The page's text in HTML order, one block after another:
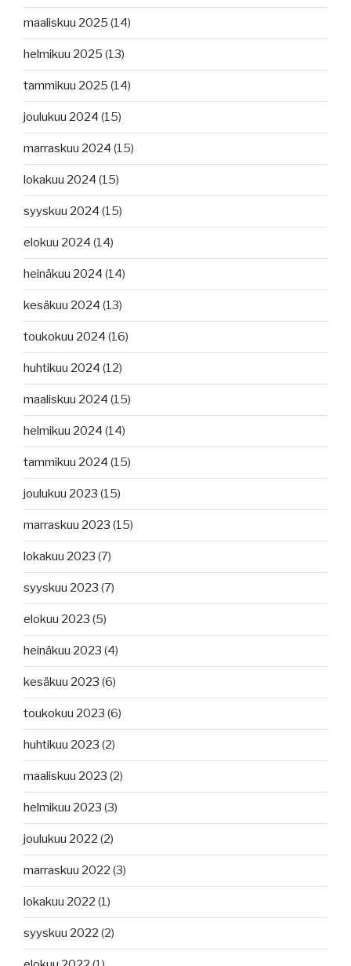
maaliskuu 2025 (14)
helmikuu 2025 (13)
tammikuu 2025 (14)
joulukuu 2024 (15)
marraskuu 2024 (15)
lokakuu 2024 (15)
syyskuu 2024 (15)
elokuu 2024 (14)
heinäkuu 2024 (14)
kesäkuu 2024 (13)
toukokuu 2024 (16)
huhtikuu 2024 (12)
maaliskuu 2024 (15)
helmikuu 2024 (14)
tammikuu 2024 (15)
joulukuu 2023 (15)
marraskuu 2023 (15)
lokakuu 2023 (7)
syyskuu 2023 (7)
elokuu 2023 (5)
heinäkuu 2023 (4)
kesäkuu 2023 (6)
toukokuu 2023 (6)
huhtikuu 2023 (2)
maaliskuu 2023 (2)
helmikuu 2023 (3)
joulukuu 2022 (2)
marraskuu 2022 (3)
lokakuu 2022 (1)
syyskuu 2022 (2)